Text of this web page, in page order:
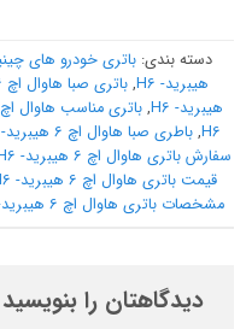
دسته بندی:باتری خودرو های
هیبرید- H6
,باتری صبا هاوال اچ 6 هیبرید- H6
هیبرید- H6
, باتری مناسب هاوال اچ 6 هیبرید- H6
H6
, باطری صبا هاوال اچ 6 هیبرید- H6
سفارش باتری هاوال اچ 6 هیبرید- H6
قیمت باتری هاوال اچ 6 هیبرید- H6
مشخصات باتری هاوال اچ 6 هیبرید- H6
دیدگاهتان را بنویسید